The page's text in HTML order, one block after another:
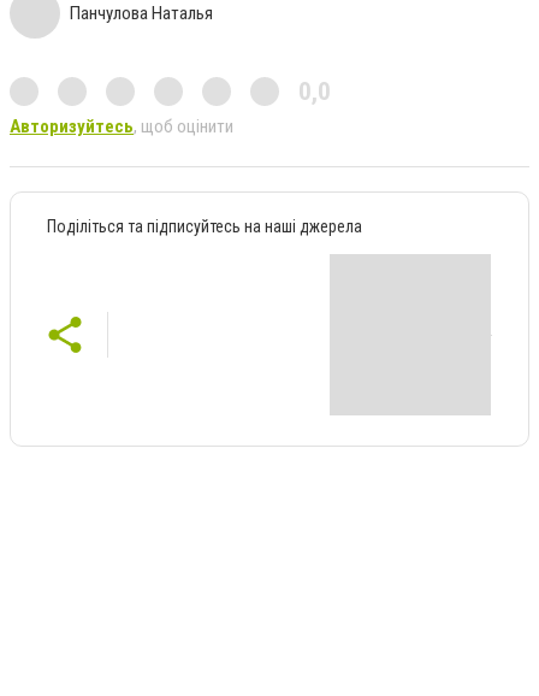
Панчулова Наталья
0,0
Авторизуйтесь, щоб оцінити
Поділіться та підписуйтесь на наші джерела